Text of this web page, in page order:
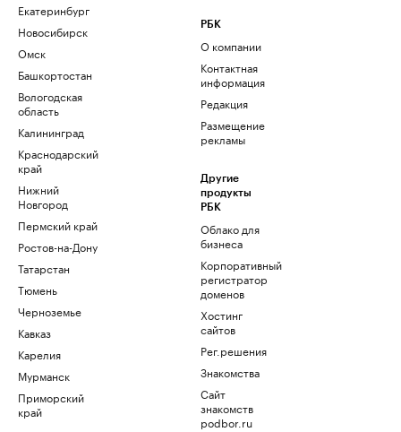
Екатеринбург
Новосибирск
Омск
Башкортостан
Вологодская
область
Калининград
Краснодарский
край
Нижний
Новгород
Пермский край
Ростов-на-Дону
Татарстан
Тюмень
Черноземье
Кавказ
Карелия
Мурманск
Приморский
край
РБК
О компании
Контактная
информация
Редакция
Размещение
рекламы
Другие
продукты
РБК
Облако для
бизнеса
Корпоративный
регистратор
доменов
Хостинг
сайтов
Рег.решения
Знакомства
Сайт
знакомств
podbor.ru